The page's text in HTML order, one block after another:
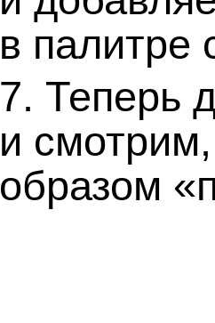
в палитре
7. Теперь
и
образом